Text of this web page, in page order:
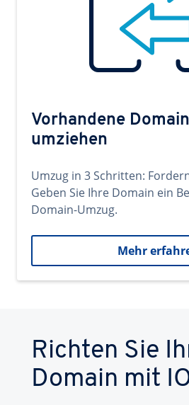
Vorhandene
umziehen
Umzug in 3 Schritten:
Geben Sie Ihre Domain ein
Domain-Umzug.
Mehr
Richten Sie
Domain mit